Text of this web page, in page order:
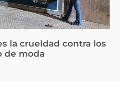
la crueldad contra los
de moda